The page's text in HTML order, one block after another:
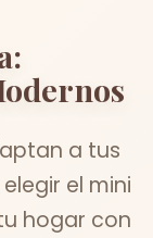
a tus
el mini
hogar con